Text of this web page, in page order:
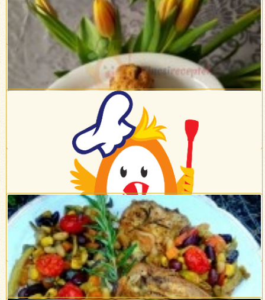
Répatorta
Csokis-aszalt áfonyás zabkeksz
Sós-édes, amerikai mogyoróvajas keksz